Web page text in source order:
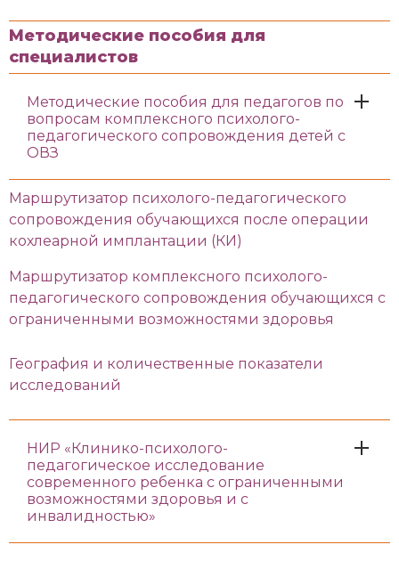
Методические пособия для
специалистов
Методические пособия для педагогов по
вопросам комплексного психолого-
педагогического сопровождения детей с
ОВЗ
Маршрутизатор психолого-педагогического
сопровождения обучающихся после операции
кохлеарной имплантации (КИ)
Маршрутизатор комплексного психолого-
педагогического сопровождения обучающихся с
ограниченными возможностями здоровья
География и количественные показатели
исследований
НИР «Клинико-психолого-
педагогическое исследование
современного ребенка с ограниченными
возможностями здоровья и с
инвалидностью»